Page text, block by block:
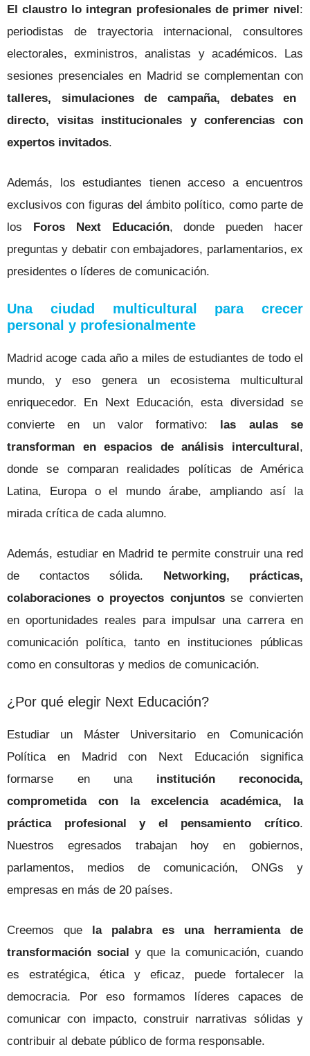
El claustro lo integran profesionales de primer nivel :
periodistas de trayectoria internacional, consultores
electorales, exministros, analistas y académicos. Las
sesiones presenciales en Madrid se complementan con
talleres, simulaciones de campaña, debates en
directo, visitas institucionales y conferencias con
expertos invitados.
Además, los estudiantes tienen acceso a encuentros
exclusivos con figuras del ámbito político, como parte de
los Foros Next Educación, donde pueden hacer
preguntas y debatir con embajadores, parlamentarios, ex
presidentes o líderes de comunicación.
Una ciudad multicultural para crecer
personal y profesionalmente
Madrid acoge cada año a miles de estudiantes de todo el
mundo, y eso genera un ecosistema multicultural
enriquecedor. En Next Educación, esta diversidad se
convierte en un valor formativo:
las aulas se
transforman en espacios de análisis intercultural ,
donde se comparan realidades políticas de América
Latina, Europa o el mundo árabe, ampliando así la
mirada crítica de cada alumno.
Además, estudiar en Madrid te permite construir una red
de contactos sólida. Networking, prácticas,
colaboraciones o proyectos conjuntosse convierten
en oportunidades reales para impulsar una carrera en
comunicación política, tanto en instituciones públicas
como en consultoras y medios de comunicación.
¿Por qué elegir Next Educación?
Estudiar un Máster Universitario en Comunicación
Política en Madrid con Next Educación significa
formarse en una institución reconocida,
comprometida con la excelencia académica, la
práctica profesional y el pensamiento crítico.
Nuestros egresados trabajan hoy en gobiernos,
parlamentos, medios de comunicación, ONGs y
empresas en más de 20 países.
Creemos que la palabra es una herramienta de
transformación social y que la comunicación, cuando
es estratégica, ética y eficaz, puede fortalecer la
democracia. Por eso formamos líderes capaces de
comunicar con impacto, construir narrativas sólidas y
contribuir al debate público de forma responsable.